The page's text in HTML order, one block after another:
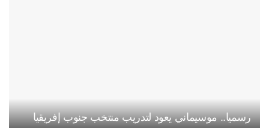
رسميا.. موسيماني يعود لتدريب منتخب جنوب إفريقيا